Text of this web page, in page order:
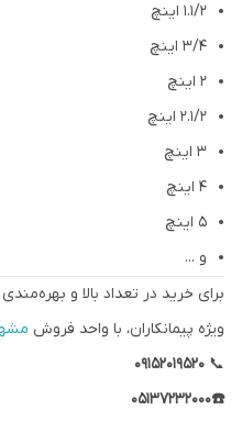
۱.۱/۲ اینچ
3/4 اینچ
۲ اینچ
۲.۱/۲ اینچ
۳ اینچ
۴ اینچ
۵ اینچ
و ...
برای خرید در تعداد بالا و بهره‌مندی
ویژه پیمانکاران، با واحد فروش
📞 ۰۹۱۵۲۰۱۹۵۲۰
☎️05137232000